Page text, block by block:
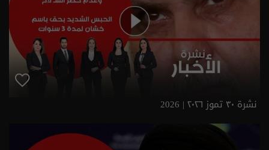
نشرة ٣٠ تموز ٢٠٢٦ | 2026